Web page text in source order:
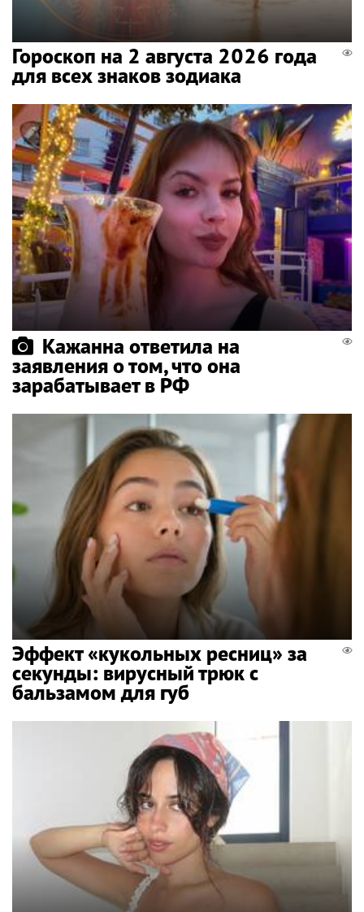
Гороскоп на 2 августа 2026 года
для всех знаков зодиака
Кажанна ответила на
заявления о том, что она
зарабатывает в РФ
Эффект «кукольных ресниц» за
секунды: вирусный трюк с
бальзамом для губ